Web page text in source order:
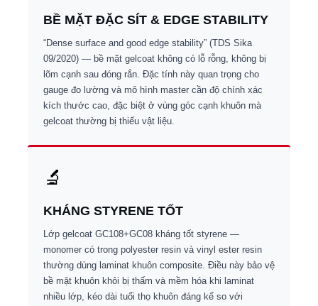
BỀ MẶT ĐẶC SÍT & EDGE STABILITY
“Dense surface and good edge stability” (TDS Sika
09/2020) — bề mặt gelcoat không có lỗ rỗng, không bị
lõm cạnh sau đóng rắn. Đặc tính này quan trọng cho
gauge đo lường và mô hình master cần độ chính xác
kích thước cao, đặc biệt ở vùng góc cạnh khuôn mà
gelcoat thường bị thiếu vật liệu.
🔬
KHÁNG STYRENE TỐT
Lớp gelcoat GC108+GC08 kháng tốt styrene —
monomer có trong polyester resin và vinyl ester resin
thường dùng laminat khuôn composite. Điều này bảo vệ
bề mặt khuôn khỏi bị thấm và mềm hóa khi laminat
nhiều lớp, kéo dài tuổi thọ khuôn đáng kể so với